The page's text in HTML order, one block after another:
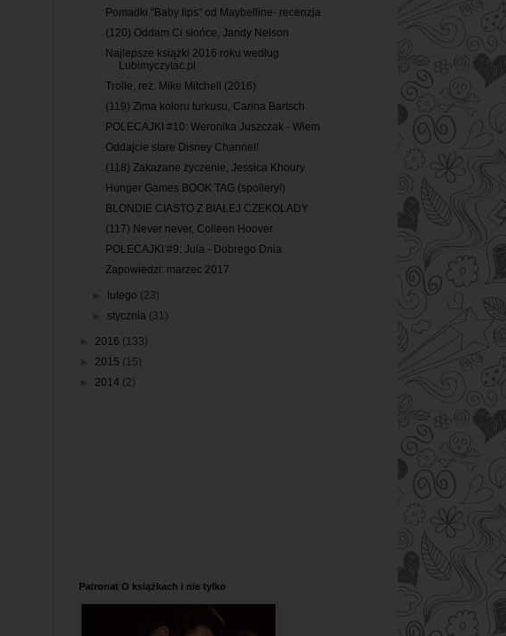
Pomadki "Baby lips" od Maybelline- recenzja
(120) Oddam Ci słońce, Jandy Nelson
Najlepsze książki 2016 roku według
Lubimyczytac.pl
Trolle, reż. Mike Mitchell (2016)
(119) Zima koloru turkusu, Carina Bartsch
POLECAJKI #10: Weronika Juszczak - Wiem
Oddajcie stare Disney Channel!
(118) Zakazane życzenie, Jessica Khoury
Hunger Games BOOK TAG (spoilery!)
BLONDIE CIASTO Z BIAŁEJ CZEKOLADY
(117) Never never, Colleen Hoover
POLECAJKI #9: Jula - Dobrego Dnia
Zapowiedzi: marzec 2017
lutego (23)
stycznia (31)
2016 (133)
2015 (15)
2014 (2)
Patronat O książkach i nie tylko